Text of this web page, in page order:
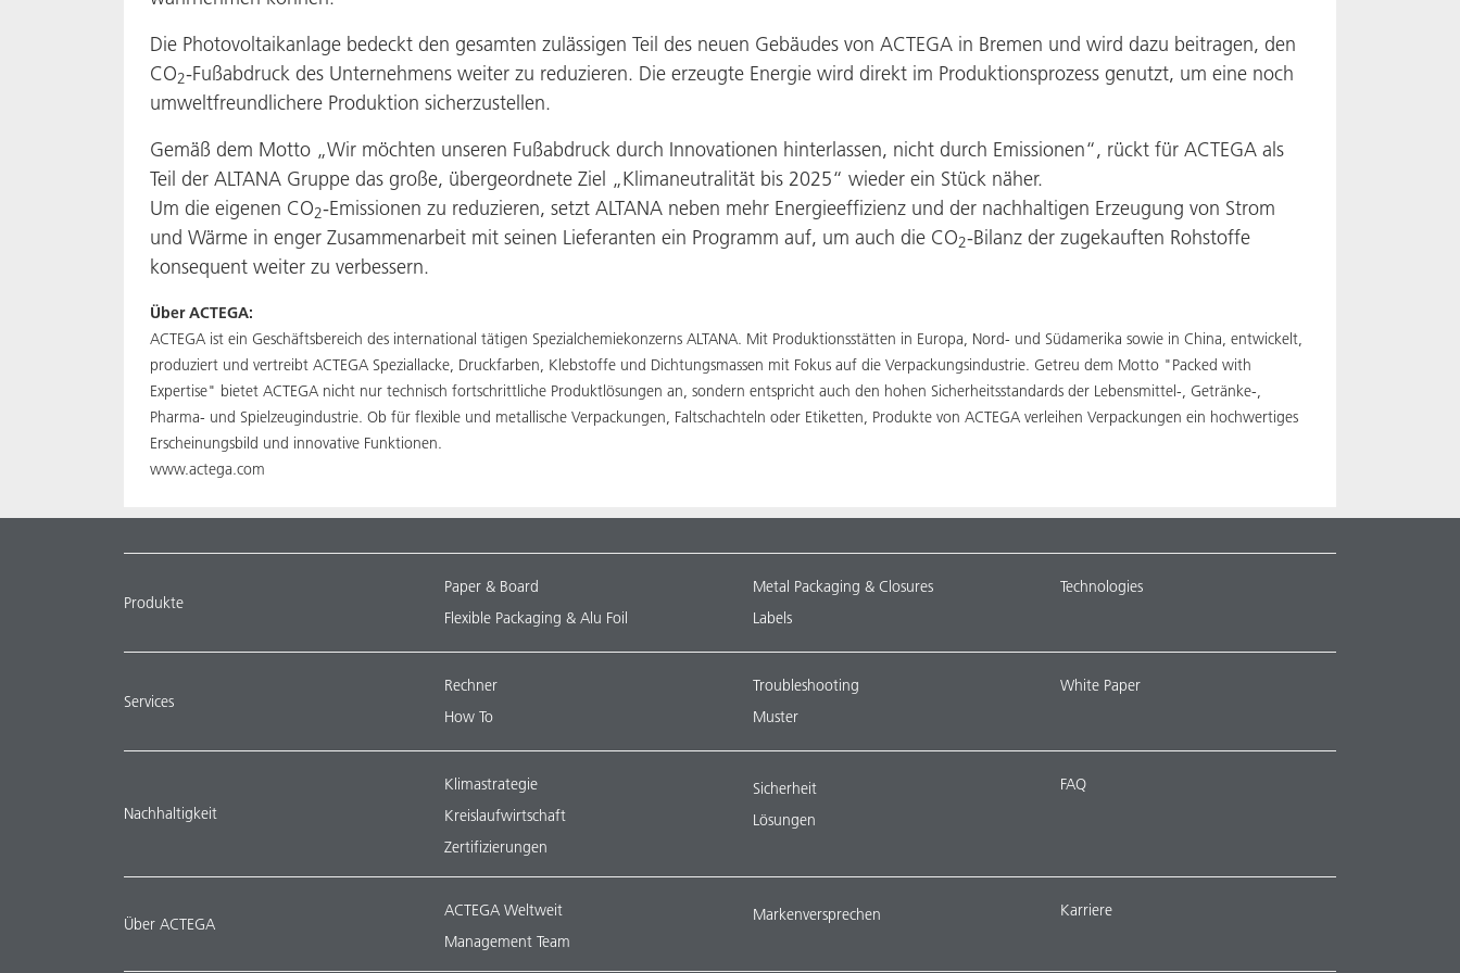
Die Photovoltaikanlage bedeckt den gesamten zulässigen Teil des neuen Gebäudes von ACTEGA in Bremen und wird dazu beitragen, den
CO2-Fußabdruck des Unternehmens weiter zu reduzieren. Die erzeugte Energie wird direkt im Produktionsprozess genutzt, um eine noch
umweltfreundlichere Produktion sicherzustellen.
Gemäß dem Motto „Wir möchten unseren Fußabdruck durch Innovationen hinterlassen, nicht durch Emissionen“, rückt für ACTEGA als
Teil der ALTANA Gruppe das große, übergeordnete Ziel „Klimaneutralität bis 2025“ wieder ein Stück näher.
Um die eigenen CO2-Emissionen zu reduzieren, setzt ALTANA neben mehr Energieeffizienz und der nachhaltigen Erzeugung von Strom
und Wärme in enger Zusammenarbeit mit seinen Lieferanten ein Programm auf, um auch die CO2-Bilanz der zugekauften Rohstoffe
konsequent weiter zu verbessern.
Über ACTEGA:
ACTEGA ist ein Geschäftsbereich des international tätigen Spezialchemiekonzerns ALTANA. Mit Produktionsstätten in Europa, Nord- und Südamerika sowie in China, entwickelt,
produziert und vertreibt ACTEGA Speziallacke, Druckfarben, Klebstoffe und Dichtungsmassen mit Fokus auf die Verpackungsindustrie. Getreu dem Motto "Packed with
Expertise" bietet ACTEGA nicht nur technisch fortschrittliche Produktlösungen an, sondern entspricht auch den hohen Sicherheitsstandards der Lebensmittel-, Getränke-,
Pharma- und Spielzeugindustrie. Ob für flexible und metallische Verpackungen, Faltschachteln oder Etiketten, Produkte von ACTEGA verleihen Verpackungen ein hochwertiges
Erscheinungsbild und innovative Funktionen.
www.actega.com
Produkte
Paper & Board
Flexible Packaging & Alu Foil
Metal Packaging & Closures
Labels
Technologies
Services
Rechner
How To
Troubleshooting
Muster
White Paper
Nachhaltigkeit
Klimastrategie
Kreislaufwirtschaft
Zertifizierungen
Sicherheit
Lösungen
FAQ
Über ACTEGA
ACTEGA Weltweit
Management Team
Markenversprechen Karriere